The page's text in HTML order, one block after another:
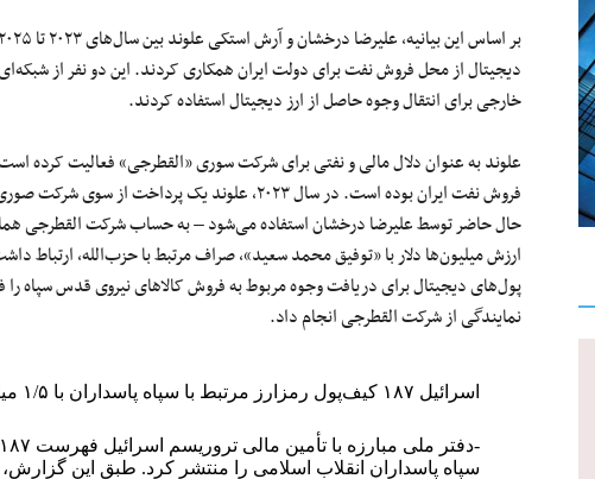
دیجیتال از محل فروش نفت برای دولت ایران همکاری کردند. این دو نفر از
خارجی برای انتقال وجوه حاصل از ارز دیجیتال استفاده کردند.
علوند به‌ عنوان دلال مالی و نفتی برای شرکت سوری «القطرجی» فعالیت کرده
حال حاضر توسط علیرضا درخشان استفاده می‌شود – به حساب شرکت القطرجی
ارزش میلیون‌ها دلار با «توفیق محمد سعید»، صراف مرتبط با حزب‌الله، ارتباط
پول‌های دیجیتال برای دریافت وجوه مربوط به فروش کالاهای نیروی قدس سپاه را
نمایندگی از شرکت القطرجی انجام داد.
اسرائیل ۱۸۷ کیف‌پول رمزارز مرتبط با سپاه پاسداران با ۱/۵ میلیارد دلار تراکنش را شناسایی کرد
سپاه پاسداران انقلاب اسلامی را منتشر کرد. طبق این